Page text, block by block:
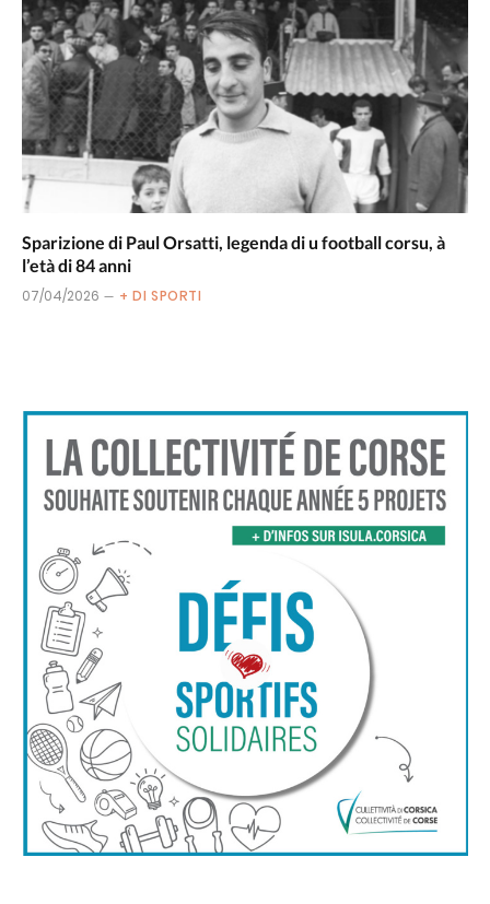
Sparizione di Paul Orsatti, legenda di u football corsu, à
l’età di 84 anni
07/04/2026 + DI SPORTI